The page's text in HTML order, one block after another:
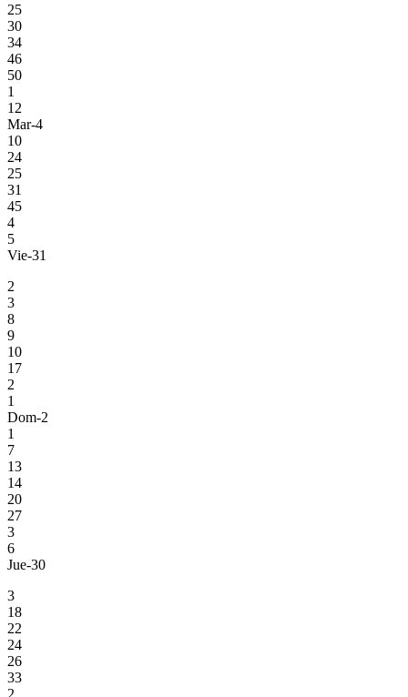
25
30
34
46
50
1
12
Mar-4
10
24
25
31
45
4
5
Vie-31
2
3
8
9
10
17
2
1
Dom-2
1
7
13
14
20
27
3
6
Jue-30
3
18
22
24
26
33
2